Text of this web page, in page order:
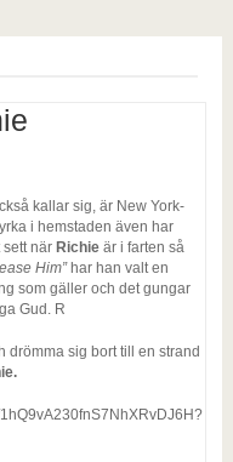
kallar sig, är New York-
i hemstaden även har
när Richie är i farten så
Him” har han valt en
som gäller och det gungar
Gud. R
drömma sig bort till en strand